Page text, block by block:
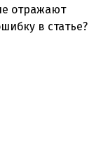
отражают
в статье?